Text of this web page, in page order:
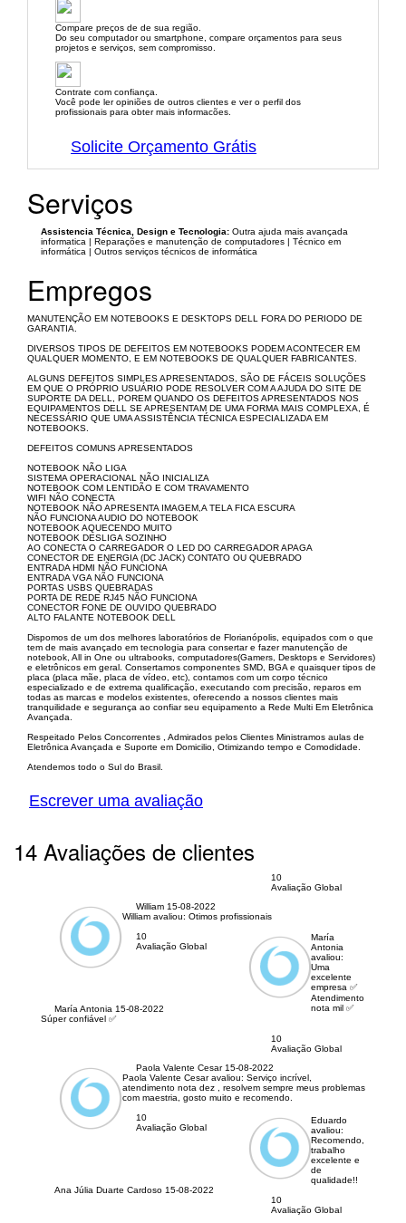
Compare preços de de sua região.
Do seu computador ou smartphone, compare orçamentos para seus
projetos e serviços, sem compromisso.
Contrate com confiança.
Você pode ler opiniões de outros clientes e ver o perfil dos
profissionais para obter mais informacões.
Solicite Orçamento Grátis
Serviços
Assistencia Técnica, Design e Tecnologia: Outra ajuda mais avançada
informatica | Reparações e manutenção de computadores | Técnico em
informática | Outros serviços técnicos de informática
Empregos
MANUTENÇÃO EM NOTEBOOKS E DESKTOPS DELL FORA DO PERIODO DE
GARANTIA.
DIVERSOS TIPOS DE DEFEITOS EM NOTEBOOKS PODEM ACONTECER EM
QUALQUER MOMENTO, E EM NOTEBOOKS DE QUALQUER FABRICANTES.
ALGUNS DEFEITOS SIMPLES APRESENTADOS, SÃO DE FÁCEIS SOLUÇÕES
EM QUE O PRÓPRIO USUÁRIO PODE RESOLVER COM A AJUDA DO SITE DE
SUPORTE DA DELL, POREM QUANDO OS DEFEITOS APRESENTADOS NOS
EQUIPAMENTOS DELL SE APRESENTAM DE UMA FORMA MAIS COMPLEXA, É
NECESSÁRIO QUE UMA ASSISTÊNCIA TÉCNICA ESPECIALIZADA EM
NOTEBOOKS.
DEFEITOS COMUNS APRESENTADOS
NOTEBOOK NÃO LIGA
SISTEMA OPERACIONAL NÃO INICIALIZA
NOTEBOOK COM LENTIDÃO E COM TRAVAMENTO
WIFI NÃO CONECTA
NOTEBOOK NÃO APRESENTA IMAGEM,A TELA FICA ESCURA
NÃO FUNCIONA AUDIO DO NOTEBOOK
NOTEBOOK AQUECENDO MUITO
NOTEBOOK DESLIGA SOZINHO
AO CONECTA O CARREGADOR O LED DO CARREGADOR APAGA
CONECTOR DE ENERGIA (DC JACK) CONTATO OU QUEBRADO
ENTRADA HDMI NÃO FUNCIONA
ENTRADA VGA NÃO FUNCIONA
PORTAS USBS QUEBRADAS
PORTA DE REDE RJ45 NÃO FUNCIONA
CONECTOR FONE DE OUVIDO QUEBRADO
ALTO FALANTE NOTEBOOK DELL
Dispomos de um dos melhores laboratórios de Florianópolis, equipados com o que
tem de mais avançado em tecnologia para consertar e fazer manutenção de
notebook, All in One ou ultrabooks, computadores(Gamers, Desktops e Servidores)
e eletrônicos em geral. Consertamos componentes SMD, BGA e quaisquer tipos de
placa (placa mãe, placa de vídeo, etc), contamos com um corpo técnico
especializado e de extrema qualificação, executando com precisão, reparos em
todas as marcas e modelos existentes, oferecendo a nossos clientes mais
tranquilidade e segurança ao confiar seu equipamento a Rede Multi Em Eletrônica
Avançada.
Respeitado Pelos Concorrentes , Admirados pelos Clientes Ministramos aulas de
Eletrônica Avançada e Suporte em Domicilio, Otimizando tempo e Comodidade.
Atendemos todo o Sul do Brasil.
Escrever uma avaliação
14 Avaliações de clientes
10
Avaliação Global
William 15-08-2022
William avaliou: Otimos profissionais
10
Avaliação Global
María Antonia 15-08-2022
María
Antonia
avaliou:
Uma
excelente
empresa ✅
Atendimento
nota mil ✅
Súper confiável ✅
10
Avaliação Global
Paola Valente Cesar 15-08-2022
Paola Valente Cesar avaliou: Serviço incrível,
atendimento nota dez , resolvem sempre meus problemas
com maestria, gosto muito e recomendo.
10
Avaliação Global
Ana Júlia Duarte Cardoso 15-08-2022
10
Avaliação Global
Eduardo
avaliou:
Recomendo,
trabalho
excelente e
de
qualidade!!